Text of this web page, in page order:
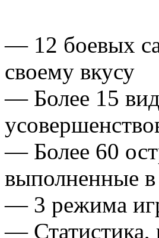
— 12 боевых
своему вкусу
— Более 15
— Более 60
выполненные
— 3 режима
— Статистика,